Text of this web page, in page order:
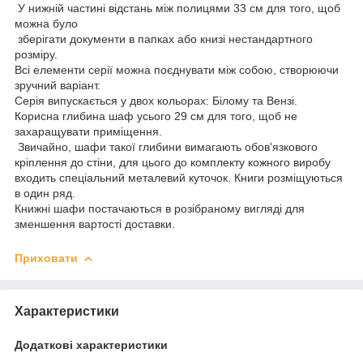
У нижній частині відстань між полицями 33 см для того, щоб
можна було
зберігати документи в папках або книзі нестандартного
розміру.
Всі елементи серії можна поєднувати між собою, створюючи
зручний варіант.
Серія випускається у двох кольорах: Білому та Вензі.
Корисна глибина шаф усього 29 см для того, щоб не
захаращувати приміщення.
Звичайно, шафи такої глибини вимагають обов'язкового
кріплення до стіни, для цього до комплекту кожного виробу
входить спеціальний металевий куточок. Книги розміщуються
в один ряд.
Книжні шафи постачаються в розібраному вигляді для
зменшення вартості доставки.
Приховати
Характеристики
Додаткові характеристики